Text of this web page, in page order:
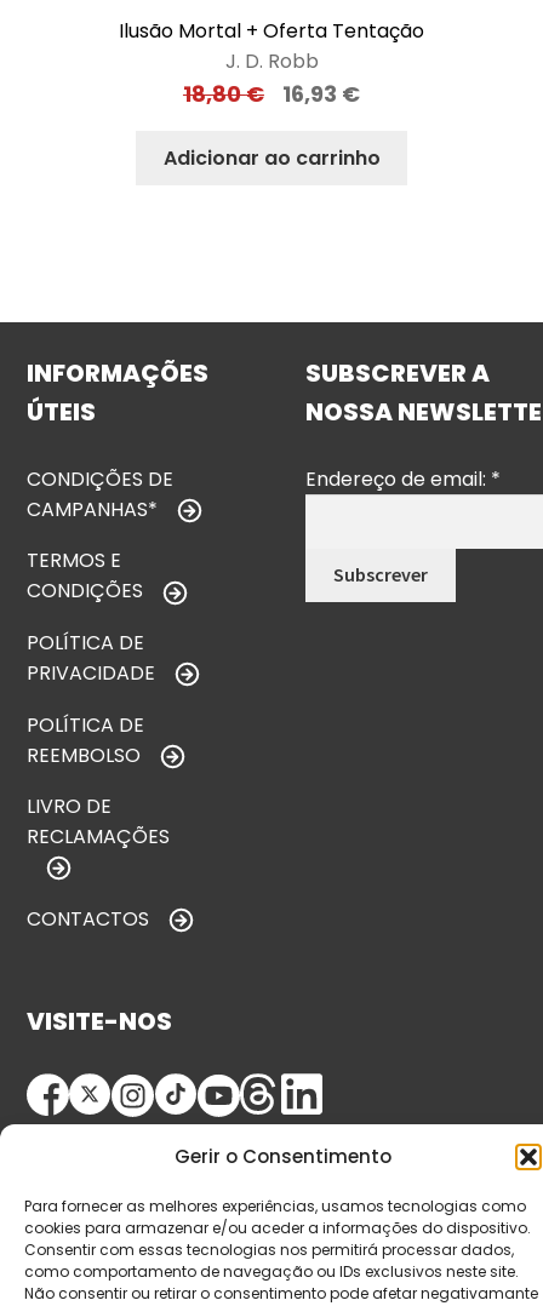
Gerir o Consentimento
Para fornecer as melhores experiências, usamos tecnologias como
cookies para armazenar e/ou aceder a informações do dispositivo.
Consentir com essas tecnologias nos permitirá processar dados,
como comportamento de navegação ou IDs exclusivos neste site.
Não consentir ou retirar o consentimento pode afetar negativamante
Ilusão Mortal + Oferta Tentação
J. D. Robb
18,80€ 16,93 €
Adicionar ao carrinho
INFORMAÇÕES
ÚTEIS
CONDIÇÕES DE
CAMPANHAS*
TERMOS E
CONDIÇÕES
POLÍTICA DE
PRIVACIDADE
POLÍTICA DE
REEMBOLSO
LIVRO DE
RECLAMAÇÕES
CONTACTOS
SUBSCREVER A
NOSSA
Endereço de email: *
VISITE-NOS
© Copyright 2026 Saída de Emergência. Todos os
direitos reservados.